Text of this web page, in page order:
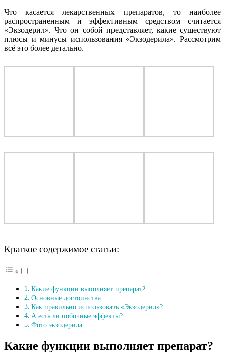
Что касается лекарственных препаратов, то наиболее
распространенным и эффективным средством считается
«Экзодерил». Что он собой представляет, какие существуют
плюсы и минусы использования «Экзодерила». Рассмотрим
всё это более детально.
Краткое содержимое статьи:
Какие функции выполняет препарат?
Основные достоинства
Как правильно использовать «Экзодерил»?
А есть ли побочные эффекты?
Фото экзодерила
Какие функции выполняет препарат?